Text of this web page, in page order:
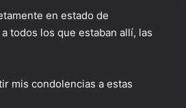
en estado de
todos los que estaban allí, las
mis condolencias a estas